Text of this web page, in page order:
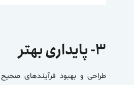
۳- پایداری بهتر
طراحی و بهبود فرآیندهای